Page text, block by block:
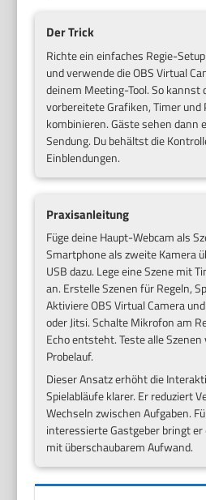
Der Trick
Richte ein einfaches Regie-
und verwende die OBS Virtual
deinem Meeting-Tool. So kannst
vorbereitete Grafiken, Timer
kombinieren. Gäste sehen dann
Sendung. Du behältst die
Einblendungen.
Praxisanleitung
Füge deine Haupt-Webcam als
Smartphone als zweite Kamera
USB dazu. Lege eine Szene mit
an. Erstelle Szenen für Regeln,
Aktiviere OBS Virtual Camera
oder Jitsi. Schalte Mikrofon am
Echo entsteht. Teste alle
Probelauf.
Dieser Ansatz erhöht die
Spielabläufe klarer. Er reduziert
Wechseln zwischen Aufgaben.
interessierte Gastgeber bringt
mit überschaubarem Aufwand.